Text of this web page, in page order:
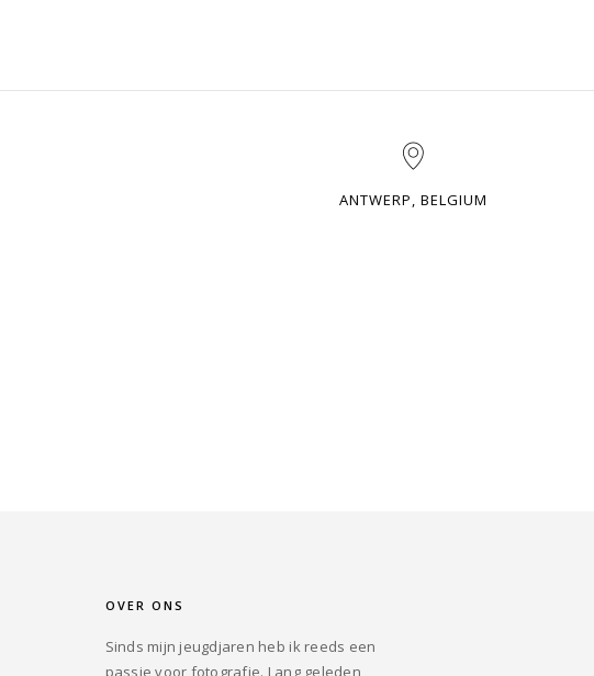
ANTWERP, BELGIUM
OVER ONS
Sinds mijn jeugdjaren heb ik reeds een
passie voor fotografie. Lang geleden